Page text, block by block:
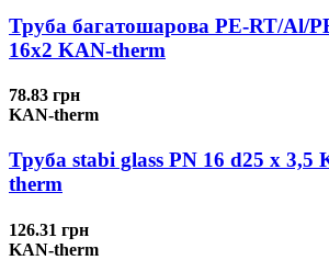
Труба багатошарова PE-RT/Al/
16x2 KAN-therm
78.83 грн
KAN-therm
Труба stabi glass PN 16 d25 х 3,5
therm
126.31 грн
KAN-therm